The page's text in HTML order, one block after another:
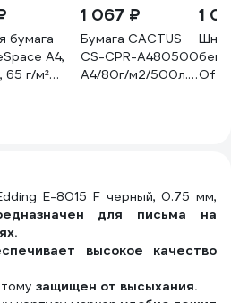
бумага
А4,
65 г/м²
1 067 ₽
Бумага CACTUS
CS-CPR-A480500
A4/80г/м2/500л./
1
E-8015 F черный, 0.75 мм,
для письма на
высокое качество
защищен от высыхания.